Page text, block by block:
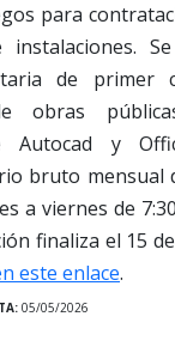
para
instalaciones.
de primer
obras
Autocad y
bruto mensual
a viernes de
finaliza el 15
este enlace.
05/05/2026